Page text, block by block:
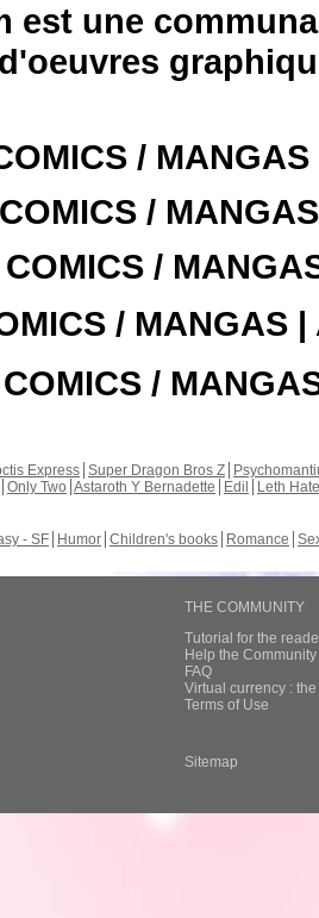
est une
/
/
/
/ MANGAS |
/
Express Super Dragon Bros Z
Only Two Astaroth Y Bernadette Edil
Leth Hate
- SF Humor Children's books Romance
THE COMMUNITY
Tutorial for the
Help the
FAQ
Virtual currency :
Terms of Use
Sitemap